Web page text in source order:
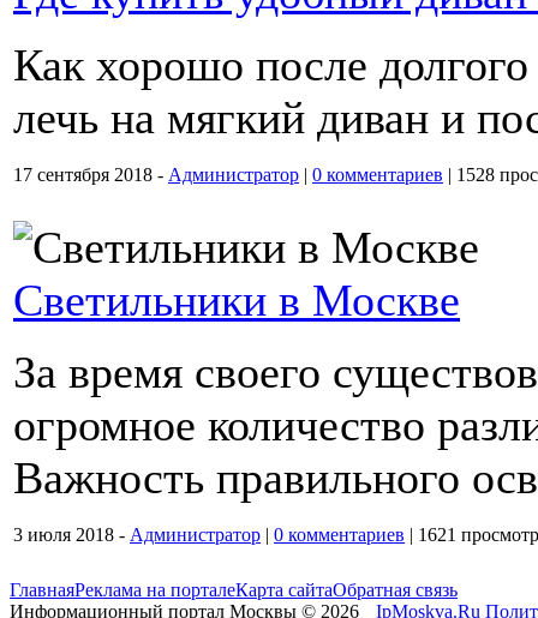
Как хорошо после
лечь на мягкий диван и
17 сентября 2018 - Администратор | 0 комментариев | 1528
Светильники в Москве
За время своего
огромное количество
Важность правильного
3 июля 2018 - Администратор | 0 комментариев | 1621 просмотр
ГлавнаяРеклама на порталеКарта сайтаОбратная связь
Информационный портал Москвы © 2026
IpMoskva.Ru